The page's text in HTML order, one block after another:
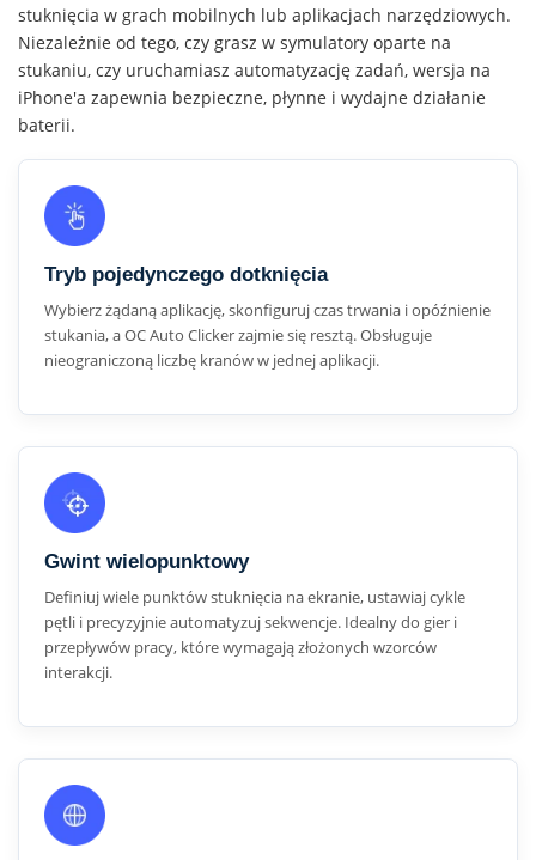
stuknięcia w grach mobilnych lub aplikacjach narzędziowych.
Niezależnie od tego, czy grasz w symulatory oparte na
stukaniu, czy uruchamiasz automatyzację zadań, wersja na
iPhone'a zapewnia bezpieczne, płynne i wydajne działanie
baterii.
Tryb pojedynczego dotknięcia
Wybierz żądaną aplikację, skonfiguruj czas trwania i opóźnienie
stukania, a OC Auto Clicker zajmie się resztą. Obsługuje
nieograniczoną liczbę kranów w jednej aplikacji.
Gwint wielopunktowy
Definiuj wiele punktów stuknięcia na ekranie, ustawiaj cykle
pętli i precyzyjnie automatyzuj sekwencje. Idealny do gier i
przepływów pracy, które wymagają złożonych wzorców
interakcji.